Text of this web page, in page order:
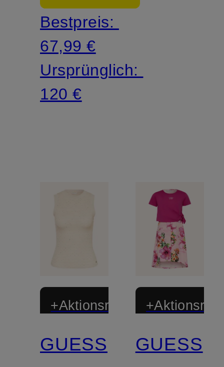
Bestpreis:
67,99 €
Ursprünglich:
120 €
+Aktionsrabatt
GUESS
GUESS